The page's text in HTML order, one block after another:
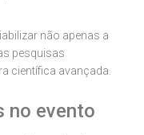
não apenas a
pesquisas
científica avançada.
no evento